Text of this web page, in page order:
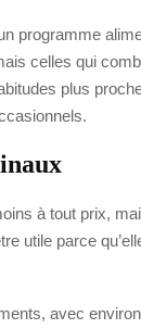
programme
celles qui
plus
à tout prix,
utile parce
avec